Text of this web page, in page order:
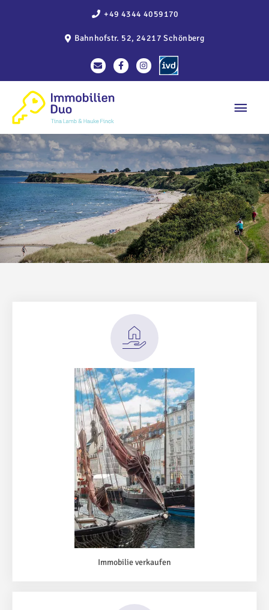
+49 4344 4059170
Bahnhofstr. 52, 24217 Schönberg
Immobilie verkaufen